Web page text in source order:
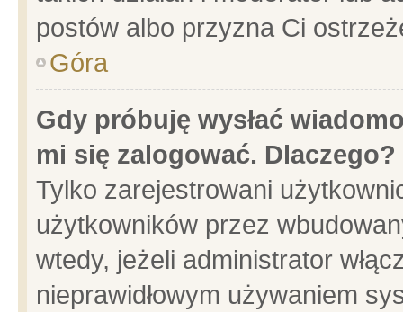
postów albo przyzna Ci
Góra
Gdy próbuję wysłać
mi się zalogować. Dlaczego?
Tylko zarejestrowani
użytkowników przez
wtedy, jeżeli administrator
nieprawidłowym używaniem